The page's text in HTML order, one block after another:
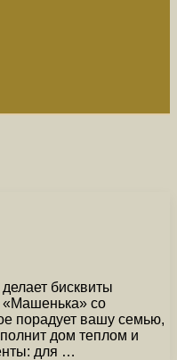
бисквиты
со
порадует вашу семью,
дом теплом и
для …